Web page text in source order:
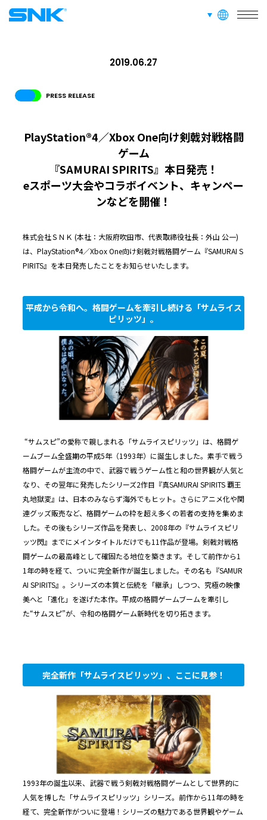
言語切り替え
PRESS RELEASE
2019.06.27
PlayStation®4／Xbox One向け剣戟対戦格闘
ゲーム
『SAMURAI SPIRITS』本日発売！
eスポーツ大会やコラボイベント、キャンペー
ンなどを開催！
株式会社ＳＮＫ (本社：大阪府吹田市、代表取締役社長：外山 公一)
は、PlayStation®4／Xbox One向け剣戟対戦格闘ゲーム『SAMURAI S
PIRITS』を本日発売したことをお知らせいたします。
平成から令和へ。格闘ゲームを牽引し続ける「サムライス
ピリッツ」。
“サムスピ”の愛称で親しまれる「サムライスピリッツ」は、格闘ゲ
ームブーム全盛期の平成5年（1993年）に誕生しました。素手で戦う
格闘ゲームが主流の中で、武器で戦うゲーム性と和の世界観が人気と
なり、その翌年に発売したシリーズ2作目『真SAMURAI SPIRITS 覇王
丸地獄変』は、日本のみならず海外でもヒット。さらにアニメ化や関
連グッズ販売など、格闘ゲームの枠を超え多くの若者の支持を集めま
した。その後もシリーズ作品を発表し、2008年の『サムライスピリ
ッツ閃』までにメインタイトルだけでも11作品が登場。剣戟対戦格
闘ゲームの最高峰として確固たる地位を築きます。そして前作から1
1年の時を経て、ついに完全新作が誕生しました。その名も『SAMUR
AI SPIRITS』。シリーズの本質と伝統を「継承」しつつ、究極の映像
美へと「進化」を遂げた本作。平成の格闘ゲームブームを牽引し
た“サムスピ”が、令和の格闘ゲーム新時代を切り拓きます。
完全新作「サムライスピリッツ」、ここに見参！
1993年の誕生以来、武器で戦う剣戟対戦格闘ゲームとして世界的に
人気を博した「サムライスピリッツ」シリーズ。前作から11年の時を
経て、完全新作がついに登場！シリーズの魅力である世界観やゲーム